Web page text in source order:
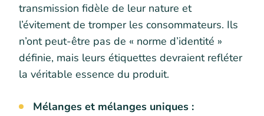
transmission fidèle de leur nature et
l’évitement de tromper les consommateurs. Ils
n’ont peut-être pas de « norme d’identité »
définie, mais leurs étiquettes devraient refléter
la véritable essence du produit.
Mélanges et mélanges uniques :